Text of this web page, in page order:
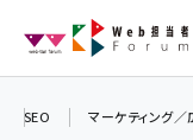
ン
SEO マーケティング／